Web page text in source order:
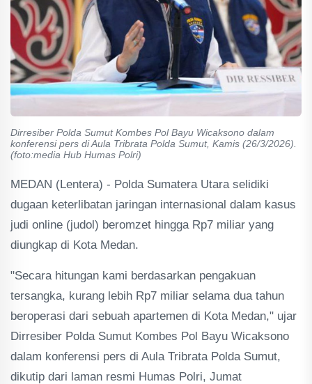
Dirresiber Polda Sumut Kombes Pol Bayu Wicaksono dalam
konferensi pers di Aula Tribrata Polda Sumut, Kamis (26/3/2026).
(foto:media Hub Humas Polri)
MEDAN (Lentera) - Polda Sumatera Utara selidiki
dugaan keterlibatan jaringan internasional dalam kasus
judi online (judol) beromzet hingga Rp7 miliar yang
diungkap di Kota Medan.
"Secara hitungan kami berdasarkan pengakuan
tersangka, kurang lebih Rp7 miliar selama dua tahun
beroperasi dari sebuah apartemen di Kota Medan," ujar
Dirresiber Polda Sumut Kombes Pol Bayu Wicaksono
dalam konferensi pers di Aula Tribrata Polda Sumut,
dikutip dari laman resmi Humas Polri, Jumat